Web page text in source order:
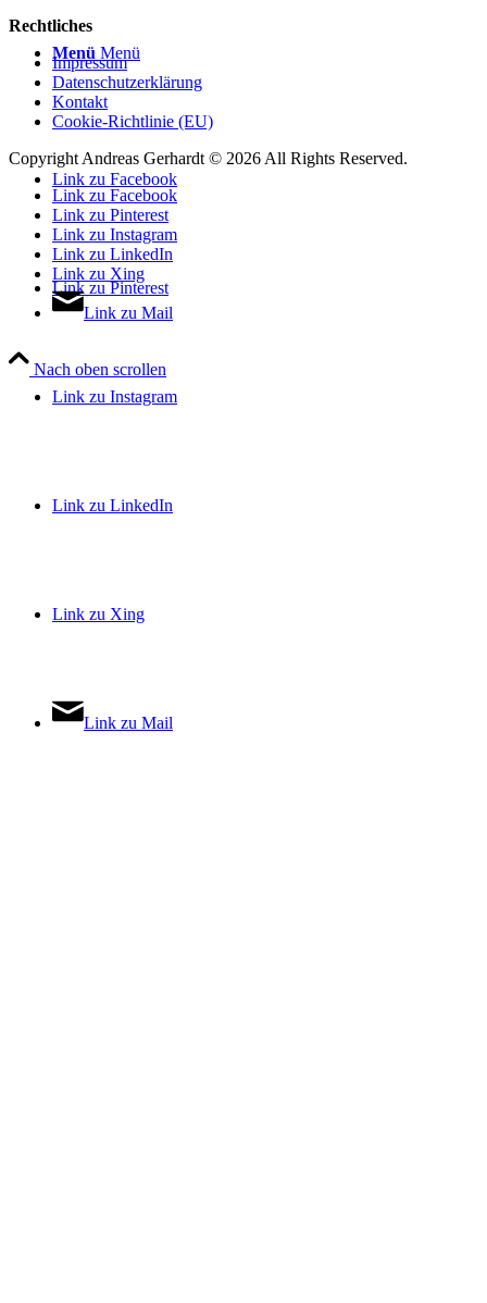
Menü Menü
Link zu Facebook
Link zu Pinterest
Link zu Instagram
Link zu LinkedIn
Link zu Xing
Link zu Mail
Rechtliches
Impressum
Datenschutzerklärung
Kontakt
Cookie-Richtlinie (EU)
Copyright Andreas Gerhardt © 2026 All Rights Reserved.
Link zu Facebook
Link zu Pinterest
Link zu Instagram
Link zu LinkedIn
Link zu Xing
Link zu Mail
Nach oben scrollen